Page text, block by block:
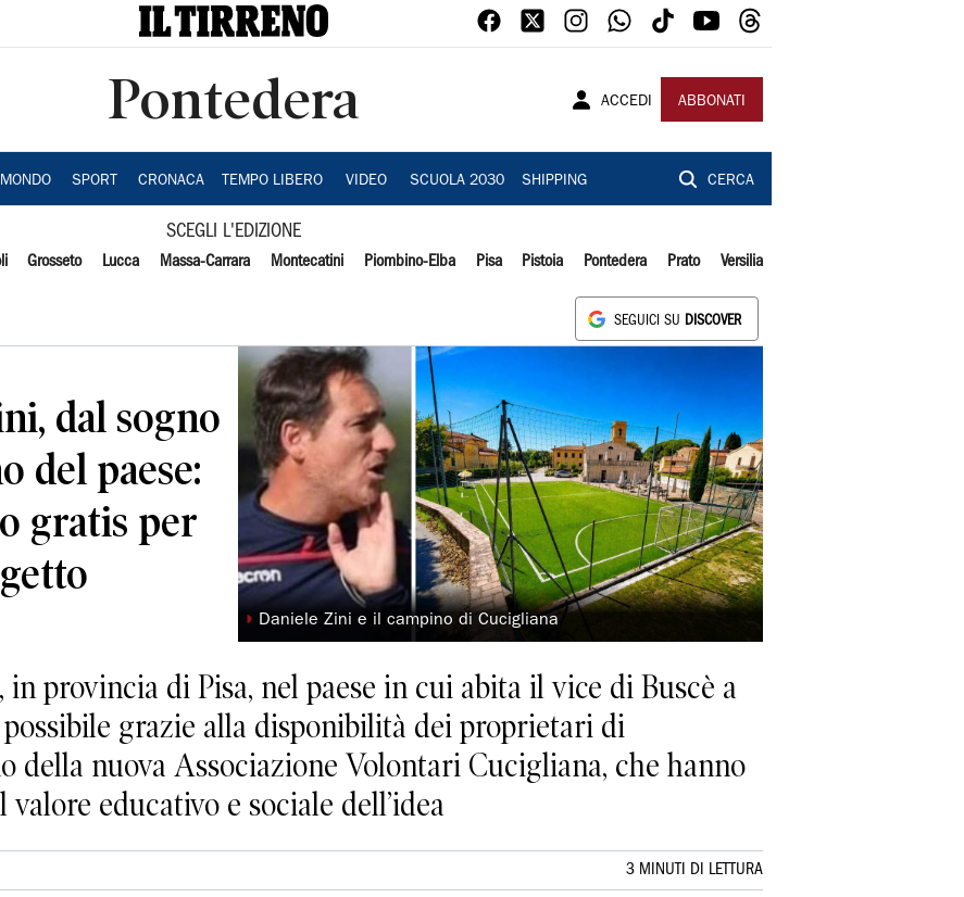
Pontedera ACCEDI ABBONATI
SPORT CRONACA TEMPO LIBERO VIDEO SCUOLA 2030 SHIPPING CERCA
SCEGLI L'EDIZIONE
Grosseto Lucca Massa-Carrara Montecatini Piombino-Elba Pisa Pistoia Pontedera Prato Versilia
SEGUICI SU DISCOVER
dal sogno
del paese:
gratis per
◗ Daniele Zini e il campino di Cucigliana
in provincia di Pisa, nel paese in cui abita il vice di Buscè a
possibile grazie alla disponibilità dei proprietari di
della nuova Associazione Volontari Cucigliana, che hanno
educativo e sociale dell’idea
3 MINUTI DI LETTURA